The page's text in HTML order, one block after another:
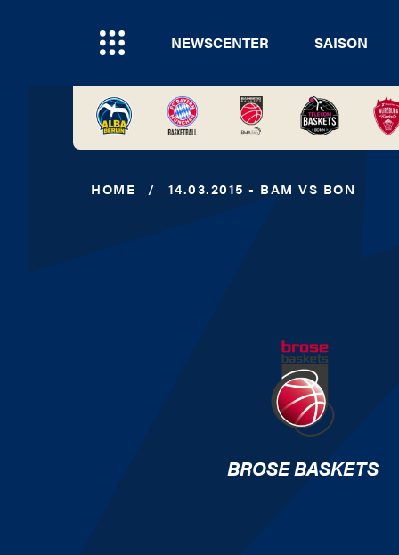
NEWSCENTER SAISON
HOME / 14.03.2015 - BAM VS BON
BROSE BASKETS